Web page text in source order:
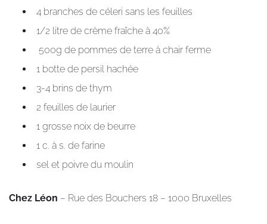
4 branches de céleri sans les feuilles
1/2 litre de crème fraîche à 40%
500g de pommes de terre à chair ferme
1 botte de persil hachée
3-4 brins de thym
2 feuilles de laurier
1 grosse noix de beurre
1 c. à s. de farine
sel et poivre du moulin
Chez Léon – Rue des Bouchers 18 – 1000 Bruxelles